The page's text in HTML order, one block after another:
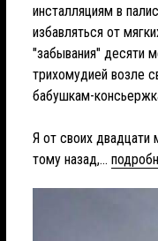
инсталляциям в
избавляться от
"забывания" десяти
трихомудией возле
бабушкам-
Я от своих
тому назад,...